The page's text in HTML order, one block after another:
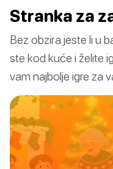
Stranka za
Bez obzira jeste li u
ste kod kuće i želite
vam najbolje igre za